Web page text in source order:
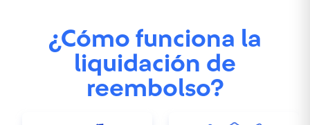
¿Cómo funciona la
liquidación de
reembolso?